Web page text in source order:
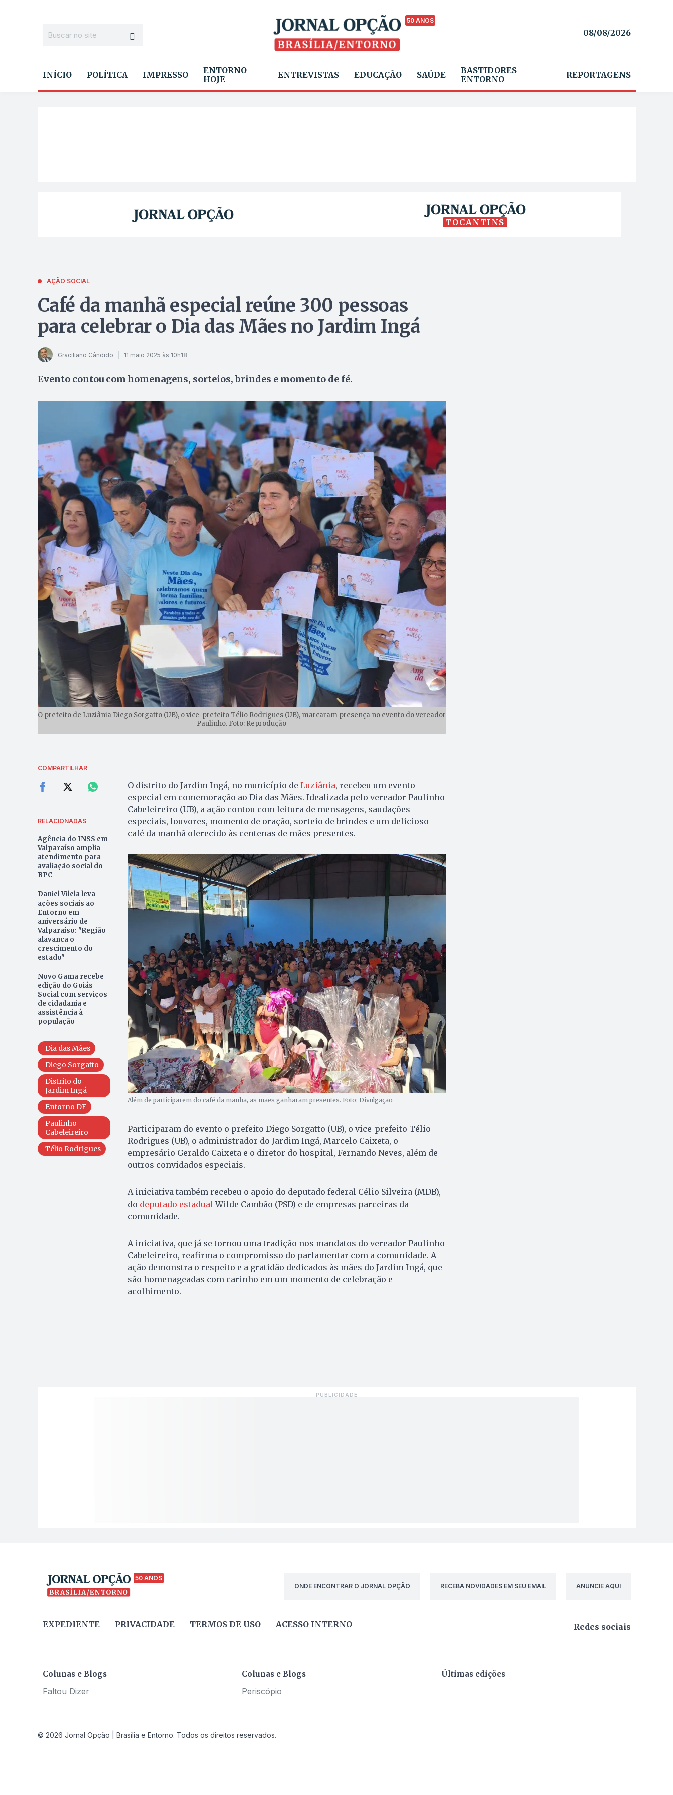
50 ANOS
08/08/2026
INÍCIO POLÍTICA IMPRESSO
ENTORNO
HOJE
ENTREVISTAS EDUCAÇÃO SAÚDE
BASTIDORES
ENTORNO
REPORTAGENS
TOCANTINS
AÇÃO SOCIAL
Café da manhã especial reúne 300 pessoas
para celebrar o Dia das Mães no Jardim Ingá
Graciliano Cândido 11 maio 2025 às 10h18
Evento contou com homenagens, sorteios, brindes e momento de fé.
O prefeito de Luziânia Diego Sorgatto (UB), o vice-prefeito Télio Rodrigues (UB), marcaram presença no evento do vereador
Paulinho. Foto: Reprodução
COMPARTILHAR
RELACIONADAS
Agência do INSS em
Valparaíso amplia
atendimento para
avaliação social do
BPC
Daniel Vilela leva
ações sociais ao
Entorno em
aniversário de
Valparaíso: "Região
alavanca o
crescimento do
estado"
Novo Gama recebe
edição do Goiás
Social com serviços
de cidadania e
assistência à
população
Dia das Mães
Diego Sorgatto
Distrito do
Jardim Ingá
Entorno DF
Paulinho
Cabeleireiro
Télio Rodrigues
O distrito do Jardim Ingá, no município de Luziânia, recebeu um evento
especial em comemoração ao Dia das Mães. Idealizada pelo vereador Paulinho
Cabeleireiro (UB), a ação contou com leitura de mensagens, saudações
especiais, louvores, momento de oração, sorteio de brindes e um delicioso
café da manhã oferecido às centenas de mães presentes.
Além de participarem do café da manhã, as mães ganharam presentes. Foto: Divulgação
Participaram do evento o prefeito Diego Sorgatto (UB), o vice-prefeito Télio
Rodrigues (UB), o administrador do Jardim Ingá, Marcelo Caixeta, o
empresário Geraldo Caixeta e o diretor do hospital, Fernando Neves, além de
outros convidados especiais.
A iniciativa também recebeu o apoio do deputado federal Célio Silveira (MDB),
do deputado estadualWilde Cambão (PSD) e de empresas parceiras da
comunidade.
A iniciativa, que já se tornou uma tradição nos mandatos do vereador Paulinho
Cabeleireiro, reafirma o compromisso do parlamentar com a comunidade. A
ação demonstra o respeito e a gratidão dedicados às mães do Jardim Ingá, que
são homenageadas com carinho em um momento de celebração e
acolhimento.
50 ANOS
ONDE ENCONTRAR O JORNAL OPÇÃO
RECEBA NOVIDADES EM SEU EMAIL ANUNCIE AQUI
EXPEDIENTE PRIVACIDADE TERMOS DE USO ACESSO INTERNO Redes sociais
Colunas e Blogs
Faltou Dizer
Colunas e Blogs
Periscópio
Últimas edições
© 2026 Jornal Opção | Brasília e Entorno. Todos os direitos reservados.